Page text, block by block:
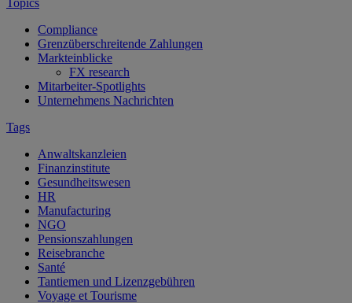
Topics
Compliance
Grenzüberschreitende Zahlungen
Markteinblicke
FX research
Mitarbeiter-Spotlights
Unternehmens Nachrichten
Tags
Anwaltskanzleien
Finanzinstitute
Gesundheitswesen
HR
Manufacturing
NGO
Pensionszahlungen
Reisebranche
Santé
Tantiemen und Lizenzgebühren
Voyage et Tourisme